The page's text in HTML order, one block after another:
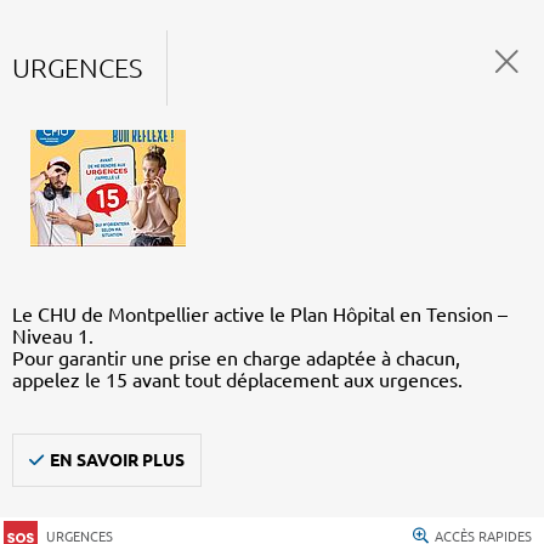
URGENCES
Le CHU de Montpellier active le Plan Hôpital en Tension –
Niveau 1.
Pour garantir une prise en charge adaptée à chacun,
appelez le 15 avant tout déplacement aux urgences.
EN SAVOIR PLUS
URGENCES ACCÈS RAPIDES